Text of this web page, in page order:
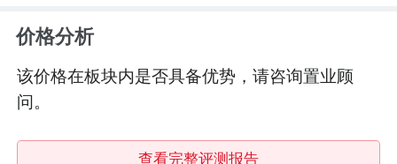
价格分析
该价格在板块内是否具备优势，请咨询置业顾
问。
查看完整评测报告